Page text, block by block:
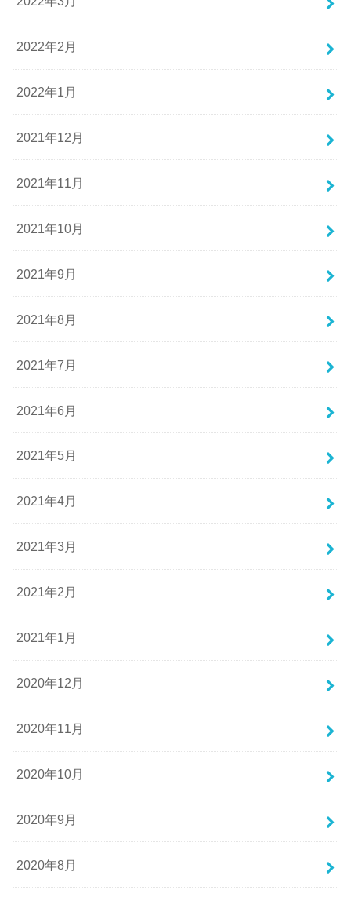
2022年2月
2022年1月
2021年12月
2021年11月
2021年10月
2021年9月
2021年8月
2021年7月
2021年6月
2021年5月
2021年4月
2021年3月
2021年2月
2021年1月
2020年12月
2020年11月
2020年10月
2020年9月
2020年8月